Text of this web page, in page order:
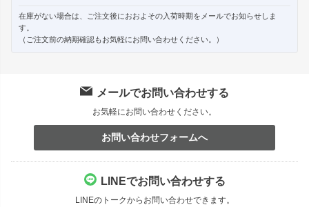
在庫がない場合は、ご注文後におおよその入荷時期をメールでお知らせしま
す。
（ご注文前の納期確認もお気軽にお問い合わせください。）
メールでお問い合わせする
お気軽にお問い合わせください。
お問い合わせフォームへ
LINEでお問い合わせする
LINEのトークからお問い合わせできます。